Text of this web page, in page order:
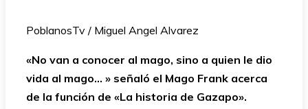
PoblanosTv / Miguel Angel Alvarez
«No van a conocer al mago, sino a quien le dio
vida al mago… » señaló el Mago Frank acerca
de la función de «La historia de Gazapo».